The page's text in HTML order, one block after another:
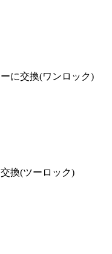
に交換(ワンロック)
換(ツーロック)